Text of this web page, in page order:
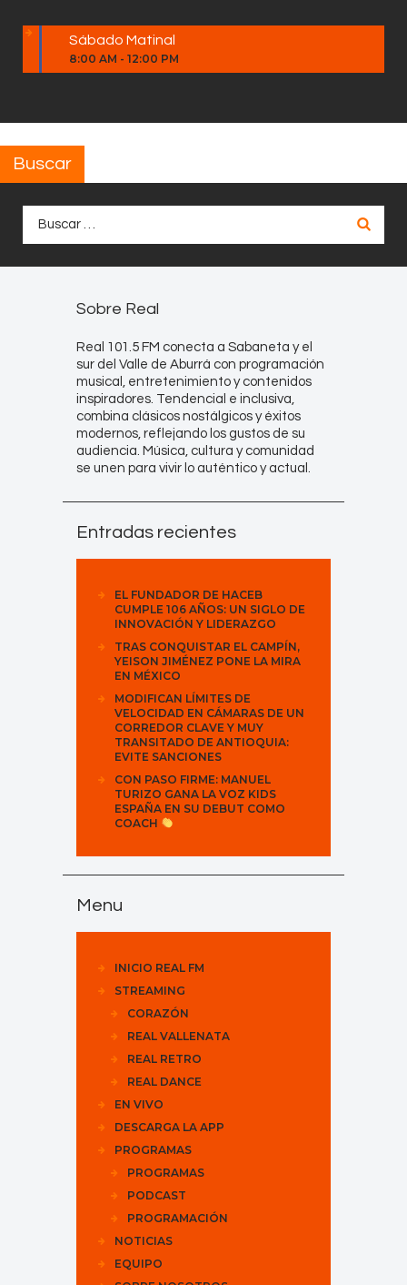
Sábado Matinal
8:00 AM - 12:00 PM
Buscar
Sobre Real
Real 101.5 FM conecta a Sabaneta y el
sur del Valle de Aburrá con programación
musical, entretenimiento y contenidos
inspiradores. Tendencial e inclusiva,
combina clásicos nostálgicos y éxitos
modernos, reflejando los gustos de su
audiencia. Música, cultura y comunidad
se unen para vivir lo auténtico y actual.
Entradas recientes
EL FUNDADOR DE HACEB
CUMPLE 106 AÑOS: UN SIGLO DE
INNOVACIÓN Y LIDERAZGO
TRAS CONQUISTAR EL CAMPÍN,
YEISON JIMÉNEZ PONE LA MIRA
EN MÉXICO
MODIFICAN LÍMITES DE
VELOCIDAD EN CÁMARAS DE UN
CORREDOR CLAVE Y MUY
TRANSITADO DE ANTIOQUIA:
EVITE SANCIONES
CON PASO FIRME: MANUEL
TURIZO GANA LA VOZ KIDS
ESPAÑA EN SU DEBUT COMO
COACH
Menu
INICIO REAL FM
STREAMING
CORAZÓN
REAL VALLENATA
REAL RETRO
REAL DANCE
EN VIVO
DESCARGA LA APP
PROGRAMAS
PROGRAMAS
PODCAST
PROGRAMACIÓN
NOTICIAS
EQUIPO